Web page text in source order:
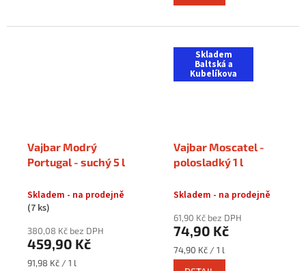
Vajbar Modrý
Portugal - suchý 5 l
Skladem - na prodejně
(7 ks)
380,08 Kč bez DPH
459,90 Kč
Měrná
91,98 Kč / 1 l
Skladem
Baltská a
Kubelíkova
Vajbar Moscatel -
polosladký 1 l
Skladem - na prodejně
61,90 Kč bez DPH
74,90 Kč
Měrná
cena:
74,90 Kč / 1 l